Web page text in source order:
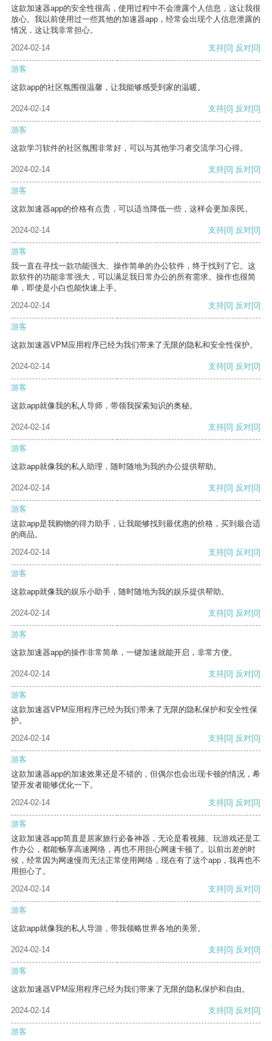
这款加速器app的安全性很高，使用过程中不会泄露个人信息，这让我很
放心。我以前使用过一些其他的加速器app，经常会出现个人信息泄露的
情况，这让我非常担心。
2024-02-14
支持[0] 反对[0]
游客
这款app的社区氛围很温馨，让我能够感受到家的温暖。
2024-02-14 支持[0] 反对[0]
游客
这款学习软件的社区氛围非常好，可以与其他学习者交流学习心得。
2024-02-14 支持[0] 反对[0]
游客
这款加速器app的价格有点贵，可以适当降低一些，这样会更加亲民。
2024-02-14 支持[0] 反对[0]
游客
我一直在寻找一款功能强大、操作简单的办公软件，终于找到了它。这
款软件的功能非常强大，可以满足我日常办公的所有需求。操作也很简
单，即使是小白也能快速上手。
2024-02-14
支持[0] 反对[0]
游客
这款加速器VPM应用程序已经为我们带来了无限的隐私和安全性保护。
2024-02-14 支持[0] 反对[0]
游客
这款app就像我的私人导师，带领我探索知识的奥秘。
2024-02-14 支持[0] 反对[0]
游客
这款app就像我的私人助理，随时随地为我的办公提供帮助。
2024-02-14 支持[0] 反对[0]
游客
这款app是我购物的得力助手，让我能够找到最优惠的价格，买到最合适
的商品。
2024-02-14
支持[0] 反对[0]
游客
这款app就像我的娱乐小助手，随时随地为我的娱乐提供帮助。
2024-02-14 支持[0] 反对[0]
游客
这款加速器app的操作非常简单，一键加速就能开启，非常方便。
2024-02-14 支持[0] 反对[0]
游客
这款加速器VPM应用程序已经为我们带来了无限的隐私保护和安全性保
护。
2024-02-14
支持[0] 反对[0]
游客
这款加速器app的加速效果还是不错的，但偶尔也会出现卡顿的情况，希
望开发者能够优化一下。
2024-02-14
支持[0] 反对[0]
游客
这款加速器app简直是居家旅行必备神器，无论是看视频、玩游戏还是工
作办公，都能畅享高速网络，再也不用担心网速卡顿了。以前出差的时
候，经常因为网速慢而无法正常使用网络，现在有了这个app，我再也不
用担心了。
2024-02-14
支持[0] 反对[0]
游客
这款app就像我的私人导游，带我领略世界各地的美景。
2024-02-14 支持[0] 反对[0]
游客
这款加速器VPM应用程序已经为我们带来了无限的隐私保护和自由。
2024-02-14 支持[0] 反对[0]
游客